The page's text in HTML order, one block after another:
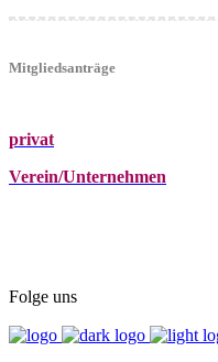
Mitgliedsanträge
privat
Verein/Unternehmen
Folge uns